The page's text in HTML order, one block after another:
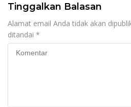
Tinggalkan Balasan
Alamat email Anda tidak akan
ditandai *